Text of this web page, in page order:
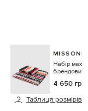
MISSONI
Набір
брендовим
4 650 грн
Таблиця розмірів